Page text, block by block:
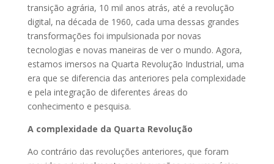
transição agrária, 10 mil anos atrás, até a revolução
digital, na década de 1960, cada uma dessas grandes
transformações foi impulsionada por novas
tecnologias e novas maneiras de ver o mundo. Agora,
estamos imersos na Quarta Revolução Industrial, uma
era que se diferencia das anteriores pela complexidade
e pela integração de diferentes áreas do
conhecimento e pesquisa.
A complexidade da Quarta Revolução
Ao contrário das revoluções anteriores, que foram